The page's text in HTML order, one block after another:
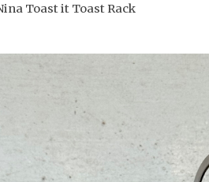
Toast it Toast Rack
image slideshow Items